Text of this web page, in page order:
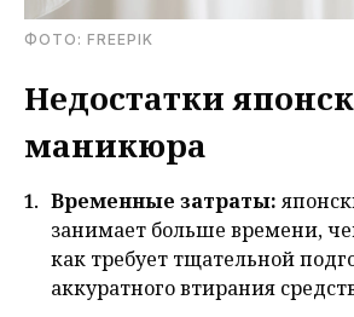
ФОТО: FREEPIK
Недостатки
маникюра
Временные затраты: я
занимает больше времени,
как требует тщательной
аккуратного втирания